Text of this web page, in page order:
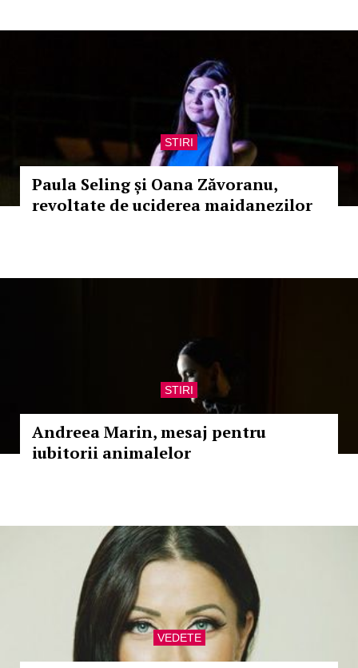
STIRI
Paula Seling și Oana Zăvoranu,
revoltate de uciderea maidanezilor
STIRI
Andreea Marin, mesaj pentru
iubitorii animalelor
VEDETE